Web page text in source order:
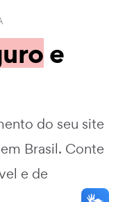
e
do seu site
Brasil. Conte
e de